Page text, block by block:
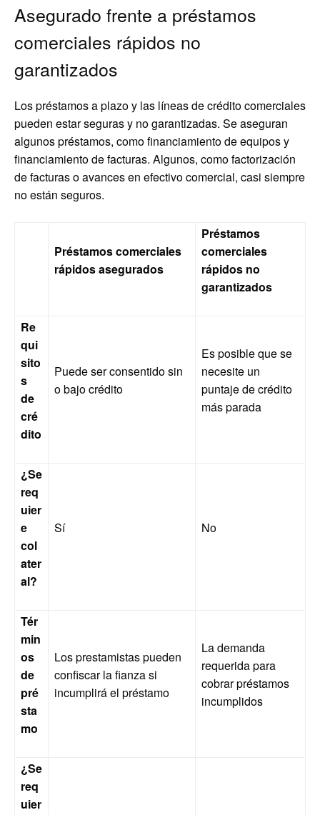
Asegurado frente a préstamos
comerciales rápidos no
garantizados
Los préstamos a plazo y las líneas de crédito comerciales
pueden estar seguras y no garantizadas. Se aseguran
algunos préstamos, como financiamiento de equipos y
financiamiento de facturas. Algunos, como factorización
de facturas o avances en efectivo comercial, casi siempre
no están seguros.
Préstamos comerciales
rápidos asegurados
Préstamos
comerciales
rápidos no
garantizados
Re
qui
sito
s
de
cré
dito
Puede ser consentido sin
o bajo crédito
Es posible que se
necesite un
puntaje de crédito
más parada
¿Se
req
uier
e
col
ater
al?
Sí No
Tér
min
os
de
pré
sta
mo
Los prestamistas pueden
confiscar la fianza si
incumplirá el préstamo
La demanda
requerida para
cobrar préstamos
incumplidos
¿Se
req
uier